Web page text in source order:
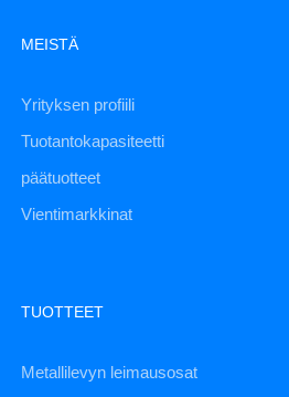
MEISTÄ
Yrityksen profiili
Tuotantokapasiteetti
päätuotteet
Vientimarkkinat
TUOTTEET
Metallilevyn leimausosat